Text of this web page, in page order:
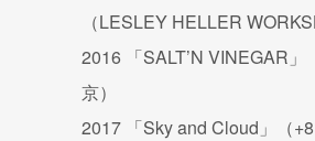
（LESLEY HELLER
2016 「SALT’N VINEGAR」
京）
2017 「Sky and Cloud」（